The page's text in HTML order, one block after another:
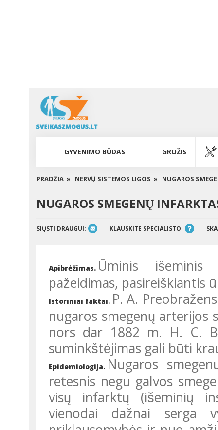
GYVENIMO BŪDAS GROŽIS
PRADŽIA » NERVŲ SISTEMOS LIGOS » NUGAROS
NUGAROS SMEGENŲ
SIŲSTI DRAUGUI: KLAUSKITE SPECIALISTO:
Apibrėžimas. Ūminis išeminis
pažeidimas, pasireiškiantis
Istoriniai faktai. P. A.
nugaros smegenų arterijos
nors dar 1882 m. H. C.
suminkštėjimas gali būti
Epidemiologija. Nugaros
retesnis negu galvos
visų infarktų (išeminių
vienodai dažnai serga